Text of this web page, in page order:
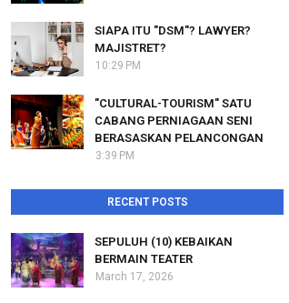
SIAPA ITU "DSM"? LAWYER?
MAJISTRET?
10:29 PM
"CULTURAL-TOURISM" SATU
CABANG PERNIAGAAN SENI
BERASASKAN PELANCONGAN
3:39 PM
RECENT POSTS
SEPULUH (10) KEBAIKAN
BERMAIN TEATER
March 17, 2026